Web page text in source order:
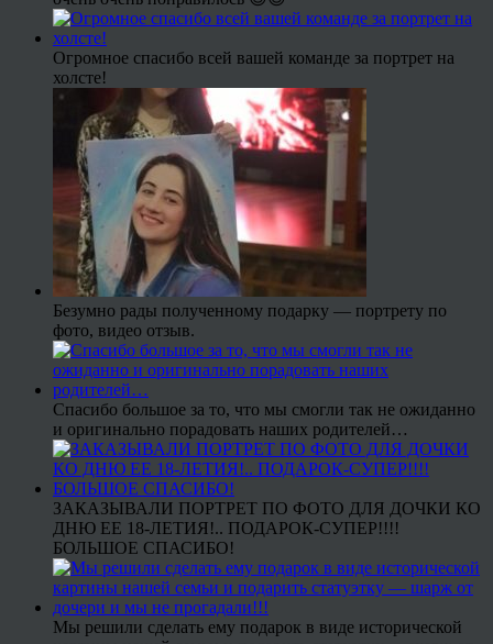
Огромное спасибо всей вашей команде за портрет на
холсте!
Безумно рады полученному подарку — портрету по
фото, видео отзыв.
Спасибо большое за то, что мы смогли так не ожиданно
и оригинально порадовать наших родителей…
ЗАКАЗЫВАЛИ ПОРТРЕТ ПО ФОТО ДЛЯ ДОЧКИ КО
ДНЮ ЕЕ 18-ЛЕТИЯ!.. ПОДАРОК-СУПЕР!!!!
БОЛЬШОЕ СПАСИБО!
Мы решили сделать ему подарок в виде исторической